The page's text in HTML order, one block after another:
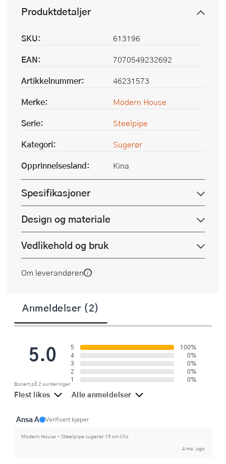
Produktdetaljer
SKU:
613196
EAN:
7070549232692
Artikkelnummer:
46231573
Merke:
Modern House
Serie:
Steelpipe
Kategori:
Sugerør
Opprinnelsesland:
Kina
Spesifikasjoner
Design og materiale
Vedlikehold og bruk
Om leverandøren
Anmeldelser (2)
5.0
Basert på 2 vurderinger
5
100%
4
0%
3
0%
2
0%
1
0%
Flest likes Alle anmeldelser
Ansa A Verifisert kjøper
Modern House - Steelpipe sugerør 15 cm lilla
4 mo. ago